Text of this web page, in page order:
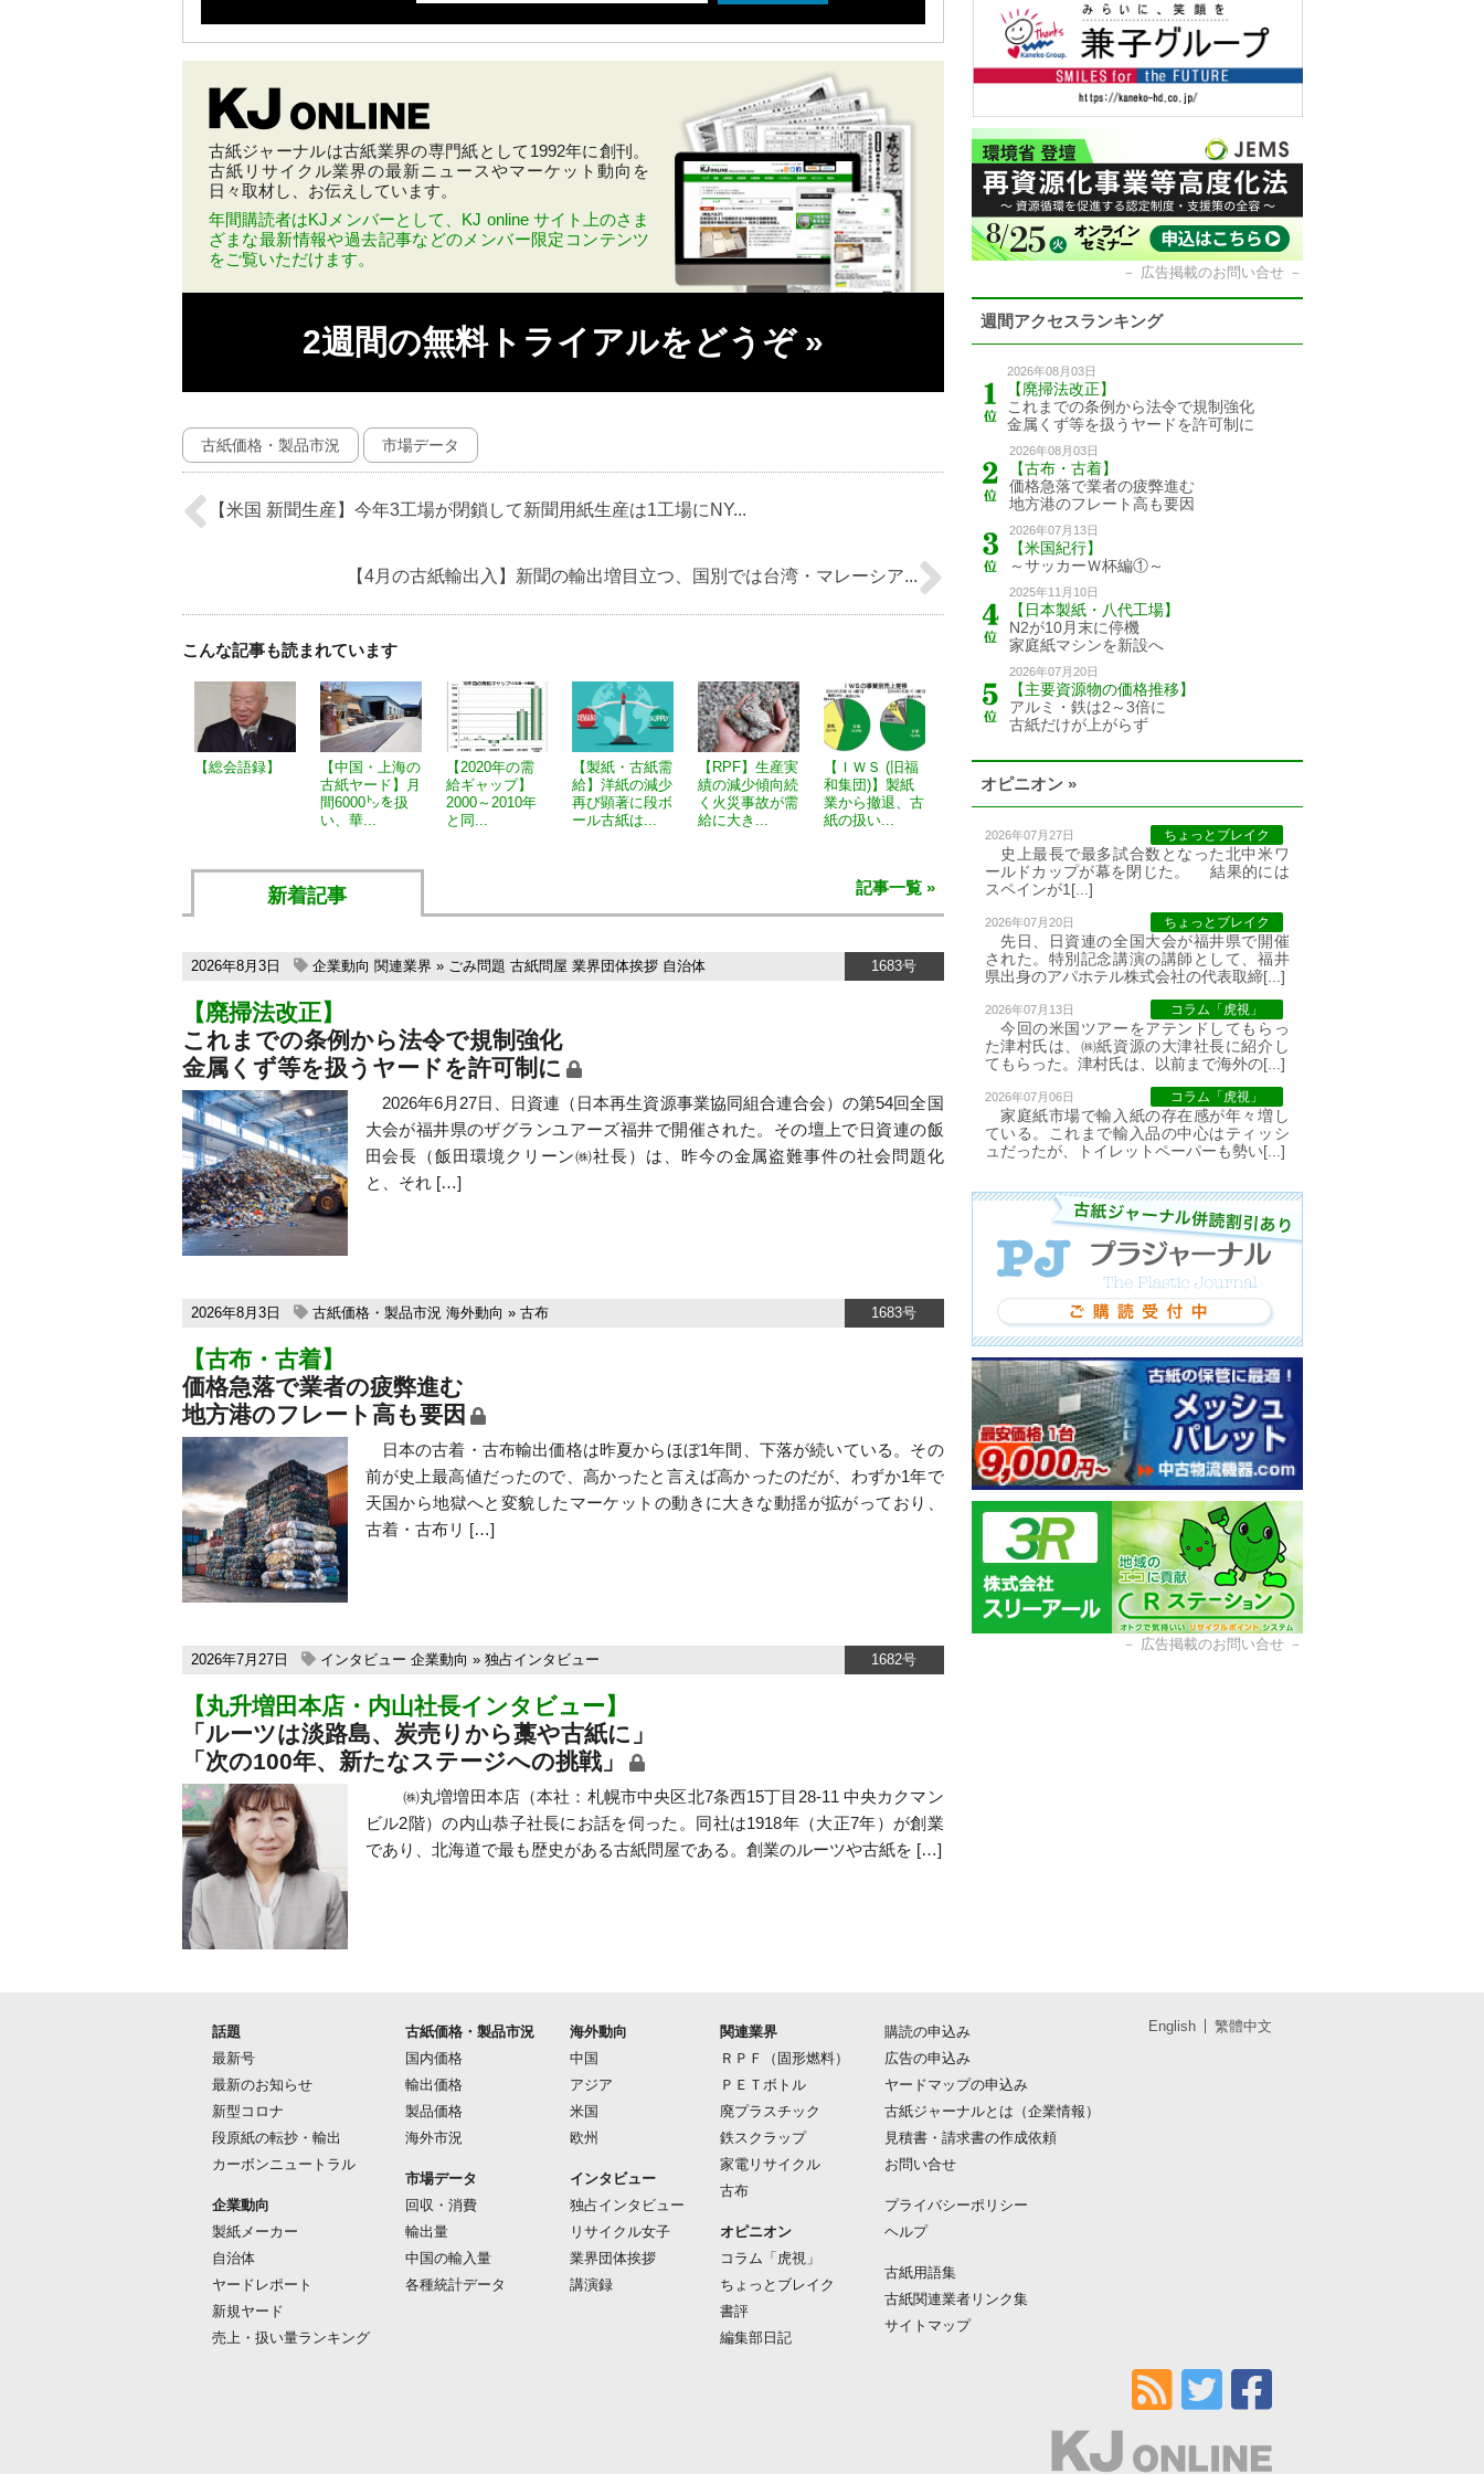
古紙ジャーナルは古紙業界の専門紙として1992年に創刊。
古紙リサイクル業界の最新ニュースやマーケット動向を
日々取材し、お伝えしています。
年間購読者はKJメンバーとして、KJ online サイト上のさま
ざまな最新情報や過去記事などのメンバー限定コンテンツ
をご覧いただけます。
2週間の無料トライアルをどうぞ »
古紙価格・製品市況 市場データ
【米国 新聞生産】今年3工場が閉鎖して新聞用紙生産は1工場にNY...
【4月の古紙輸出入】新聞の輸出増目立つ、国別では台湾・マレーシア...
こんな記事も読まれています
【総会語録】
【中国・上海の
古紙ヤード】月
間6000㌧を扱
い、華...
【2020年の需
給ギャップ】
2000～2010年
と同...
【製紙・古紙需
給】洋紙の減少
再び顕著に段ボ
ール古紙は...
【RPF】生産実
績の減少傾向続
く火災事故が需
給に大き...
【ＩＷＳ (旧福
和集団)】製紙
業から撤退、古
紙の扱い...
新着記事 記事一覧 »
2026年8月3日 企業動向 関連業界 » ごみ問題 古紙問屋 業界団体挨拶 自治体 1683号
【廃掃法改正】
これまでの条例から法令で規制強化
金属くず等を扱うヤードを許可制に
2026年6月27日、日資連（日本再生資源事業協同組合連合会）の第54回全国
大会が福井県のザグランユアーズ福井で開催された。その壇上で日資連の飯
田会長（飯田環境クリーン㈱社長）は、昨今の金属盗難事件の社会問題化
と、それ […]
2026年8月3日 古紙価格・製品市況 海外動向 » 古布 1683号
【古布・古着】
価格急落で業者の疲弊進む
地方港のフレート高も要因
日本の古着・古布輸出価格は昨夏からほぼ1年間、下落が続いている。その
前が史上最高値だったので、高かったと言えば高かったのだが、わずか1年で
天国から地獄へと変貌したマーケットの動きに大きな動揺が拡がっており、
古着・古布リ […]
2026年7月27日 インタビュー 企業動向 » 独占インタビュー 1682号
【丸升増田本店・内山社長インタビュー】
「ルーツは淡路島、炭売りから藁や古紙に」
「次の100年、新たなステージへの挑戦」
㈱丸増増田本店（本社：札幌市中央区北7条西15丁目28-11 中央カクマン
ビル2階）の内山恭子社長にお話を伺った。同社は1918年（大正7年）が創業
であり、北海道で最も歴史がある古紙問屋である。創業のルーツや古紙を […]
－ 広告掲載のお問い合せ－
週間アクセスランキング
2026年08月03日
【廃掃法改正】
これまでの条例から法令で規制強化
金属くず等を扱うヤードを許可制に
2026年08月03日
【古布・古着】
価格急落で業者の疲弊進む
地方港のフレート高も要因
2026年07月13日
【米国紀行】
～サッカーＷ杯編①～
2025年11月10日
【日本製紙・八代工場】
N2が10月末に停機
家庭紙マシンを新設へ
2026年07月20日
【主要資源物の価格推移】
アルミ・鉄は2～3倍に
古紙だけが上がらず
オピニオン »
2026年07月27日 ちょっとブレイク
史上最長で最多試合数となった北中米ワ
ールドカップが幕を閉じた。 結果的には
スペインが1[...]
2026年07月20日 ちょっとブレイク
先日、日資連の全国大会が福井県で開催
された。特別記念講演の講師として、福井
県出身のアパホテル株式会社の代表取締[...]
2026年07月13日 コラム「虎視」
今回の米国ツアーをアテンドしてもらっ
た津村氏は、㈱紙資源の大津社長に紹介し
てもらった。津村氏は、以前まで海外の[...]
2026年07月06日 コラム「虎視」
家庭紙市場で輸入紙の存在感が年々増し
ている。これまで輸入品の中心はティッシ
ュだったが、トイレットペーパーも勢い[...]
－ 広告掲載のお問い合せ－
話題
最新号
最新のお知らせ
新型コロナ
段原紙の転抄・輸出
カーボンニュートラル
企業動向
製紙メーカー
自治体
ヤードレポート
新規ヤード
売上・扱い量ランキング
古紙価格・製品市況
国内価格
輸出価格
製品価格
海外市況
市場データ
回収・消費
輸出量
中国の輸入量
各種統計データ
海外動向
中国
アジア
米国
欧州
インタビュー
独占インタビュー
リサイクル女子
業界団体挨拶
講演録
関連業界
ＲＰＦ（固形燃料）
ＰＥＴボトル
廃プラスチック
鉄スクラップ
家電リサイクル
古布
オピニオン
コラム「虎視」
ちょっとブレイク
書評
編集部日記
購読の申込み
広告の申込み
ヤードマップの申込み
古紙ジャーナルとは（企業情報）
見積書・請求書の作成依頼
お問い合せ
プライバシーポリシー
ヘルプ
古紙用語集
古紙関連業者リンク集
サイトマップ
English 繁體中文